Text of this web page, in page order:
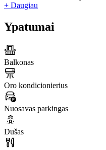
+ Daugiau
Ypatumai
Balkonas
Oro kondicionierius
Nuosavas parkingas
Dušas